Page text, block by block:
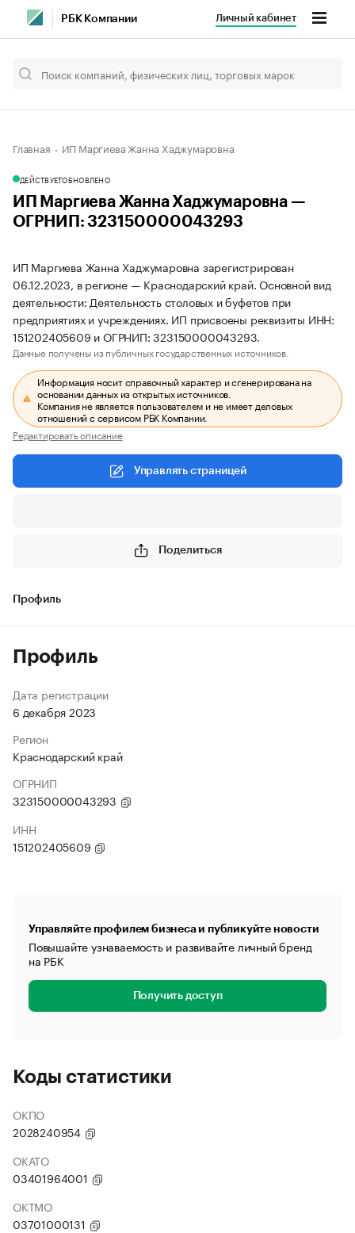
РБК Компании Личный кабинет
Главная ИП Маргиева Жанна Хаджумаровна
ДЕЙСТВУЕТОБНОВЛЕНО
ИП Маргиева Жанна Хаджумаровна —
ОГРНИП: 323150000043293
ИП Маргиева Жанна Хаджумаровна зарегистрирован
06.12.2023, в регионе — Краснодарский край. Основной вид
деятельности: Деятельность столовых и буфетов при
предприятиях и учреждениях. ИП присвоены реквизиты ИНН:
151202405609 и ОГРНИП: 323150000043293.
Данные получены из публичных государственных источников.
Информация носит справочный характер и сгенерирована на
основании данных из открытых источников.
Компания не является пользователем и не имеет деловых
отношений с сервисом РБК Компании.
Редактировать описание
Управлять страницей
Поделиться
Профиль
Профиль
Дата регистрации
6 декабря 2023
Регион
Краснодарский край
ОГРНИП
323150000043293
ИНН
151202405609
Управляйте профилем бизнеса и публикуйте новости
Повышайте узнаваемость и развивайте личный бренд
на РБК
Получить доступ
Коды статистики
ОКПО
2028240954
ОКАТО
03401964001
ОКТМО
03701000131